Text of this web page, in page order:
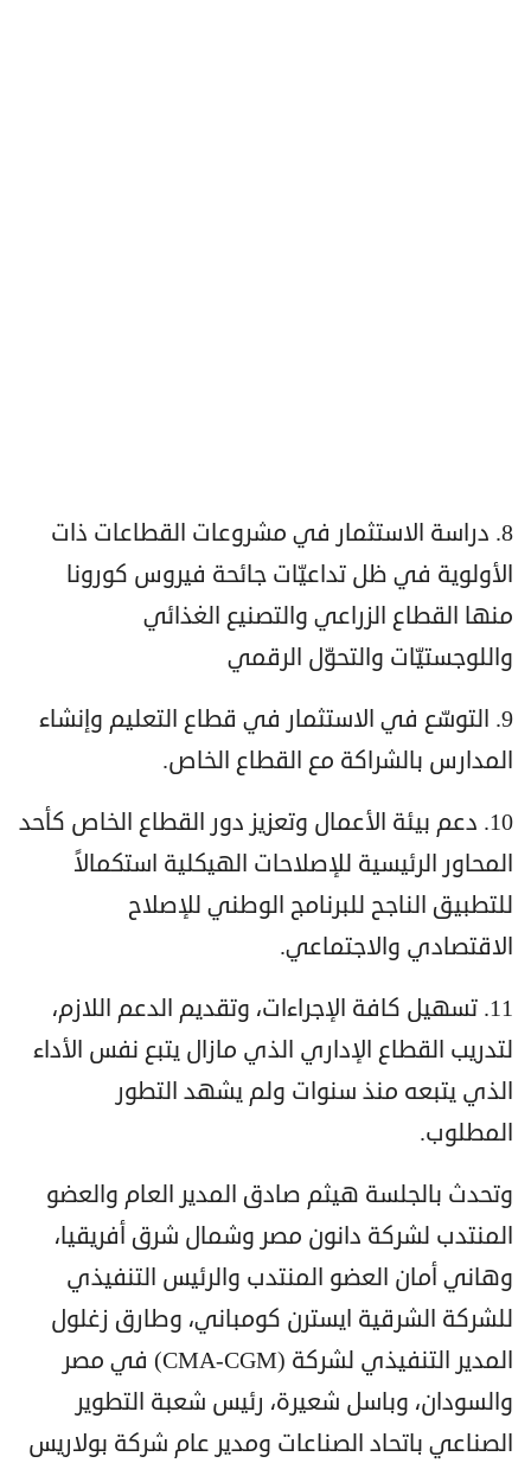
8. دراسة الاستثمار في مشروعات القطاعات ذات
الأولوية في ظل تداعيّات جائحة فيروس كورونا
منها القطاع الزراعي والتصنيع الغذائي
واللوجستيّات والتحوّل الرقمي
9. التوسّع في الاستثمار في قطاع التعليم وإنشاء
المدارس بالشراكة مع القطاع الخاص.
10. دعم بيئة الأعمال وتعزيز دور القطاع الخاص كأحد
المحاور الرئيسية للإصلاحات الهيكلية استكمالاً
للتطبيق الناجح للبرنامج الوطني للإصلاح
الاقتصادي والاجتماعي.
11. تسهيل كافة الإجراءات، وتقديم الدعم اللازم،
لتدريب القطاع الإداري الذي مازال يتبع نفس الأداء
الذي يتبعه منذ سنوات ولم يشهد التطور
المطلوب.
وتحدث بالجلسة هيثم صادق المدير العام والعضو
المنتدب لشركة دانون مصر وشمال شرق أفريقيا،
وهاني أمان العضو المنتدب والرئيس التنفيذي
للشركة الشرقية ايسترن كومباني، وطارق زغلول
المدير التنفيذي لشركة (CMA-CGM) في مصر
والسودان، وباسل شعيرة، رئيس شعبة التطوير
الصناعي باتحاد الصناعات ومدير عام شركة بولاريس